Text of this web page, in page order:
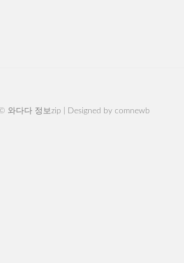
와다다 정보zip | Designed by comnewb